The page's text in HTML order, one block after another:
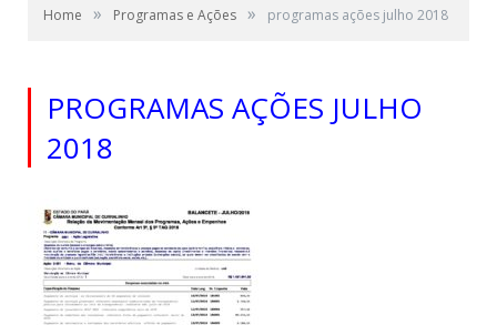
Home » Programas e Ações » programas ações julho 2018
PROGRAMAS AÇÕES JULHO
2018